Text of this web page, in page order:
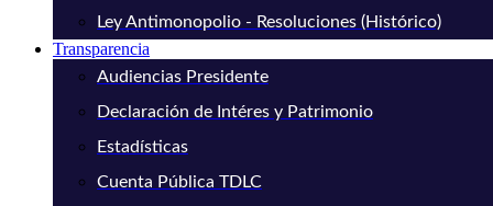
Ley Antimonopolio - Resoluciones (Histórico)
Transparencia
Audiencias Presidente
Declaración de Intéres y Patrimonio
Estadísticas
Cuenta Pública TDLC